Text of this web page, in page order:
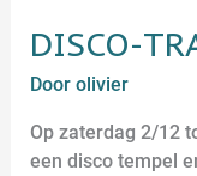
DISCO-
Doorolivier
Op zaterdag 2/12
een disco tempel